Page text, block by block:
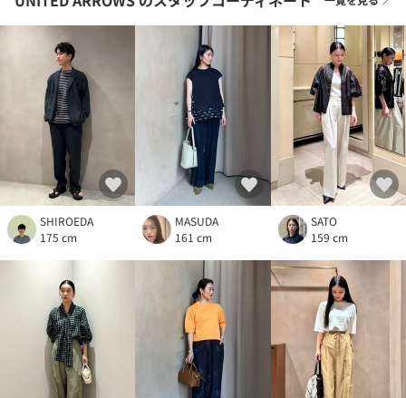
SHIROEDA
175 cm
MASUDA
161 cm
SATO
159 cm